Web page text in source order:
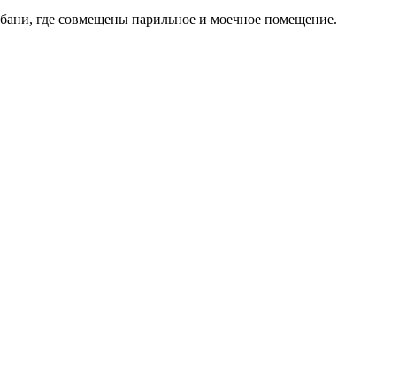
где совмещены парильное и моечное помещение.